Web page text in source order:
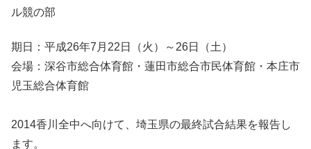
ル競の部
期日：平成26年7月22日（火）～26日（土）
会場：深谷市総合体育館・蓮田市総合市民体育館・本庄市
児玉総合体育館
2014香川全中へ向けて、埼玉県の最終試合結果を報告し
ます。